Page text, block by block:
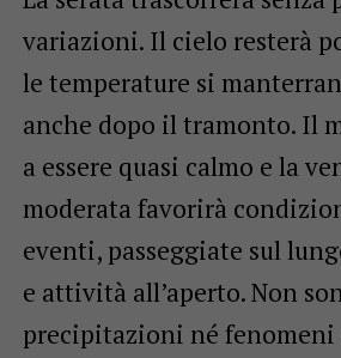
variazioni. Il cielo resterà
le temperature si
anche dopo il tramonto. Il
a essere quasi calmo e la
moderata favorirà
eventi, passeggiate sul
e attività all’aperto. Non
precipitazioni né